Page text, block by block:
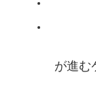
が進む